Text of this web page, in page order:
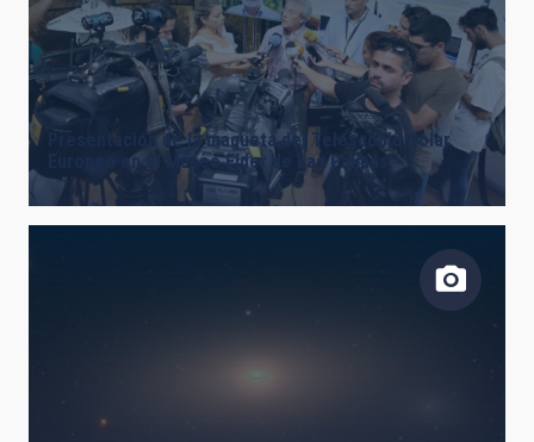
Presentación de la maqueta del Telescopio Solar
Europeo en el Museo Elder de Las Palmas